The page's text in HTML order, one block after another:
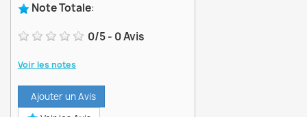
Note Totale:
0/5- 0Avis
Voir les notes
Ajouter un Avis